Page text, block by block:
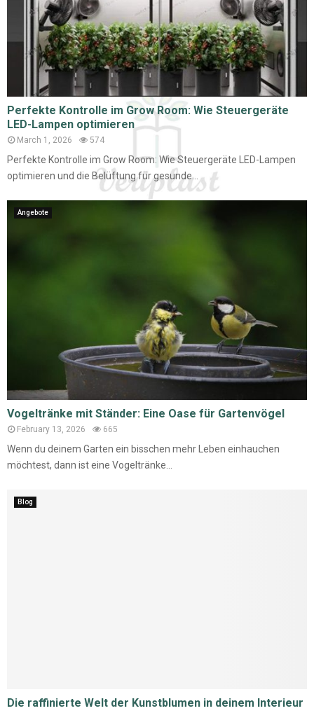
Perfekte Kontrolle im Grow Room: Wie Steuergeräte
LED-Lampen optimieren
March 1, 2026 574
Perfekte Kontrolle im Grow Room: Wie Steuergeräte LED-Lampen
optimieren und die Belüftung für gesunde...
Angebote
Vogeltränke mit Ständer: Eine Oase für Gartenvögel
February 13, 2026 665
Wenn du deinem Garten ein bisschen mehr Leben einhauchen
möchtest, dann ist eine Vogeltränke...
Blog
Die raffinierte Welt der Kunstblumen in deinem Interieur